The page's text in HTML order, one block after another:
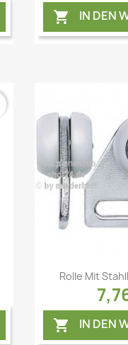
 IN DEN

Rolle Mit
 IN DEN